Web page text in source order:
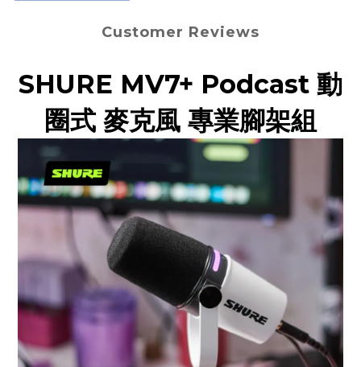
Customer Reviews
SHURE MV7+ Podcast 動
圈式 麥克風 專業腳架組